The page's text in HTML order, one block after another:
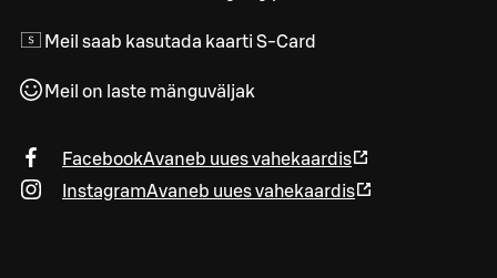
Meil saab kasutada kaarti S-Card
Meil on laste mänguväljak
FacebookAvaneb uues vahekaardis
InstagramAvaneb uues vahekaardis